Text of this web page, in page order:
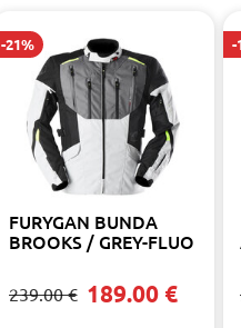
-21%
FURYGAN BUNDA
BROOKS / GREY-FLUO
239.00 € 189.00 €
-